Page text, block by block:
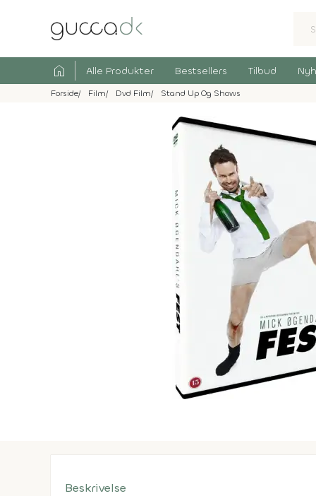
home Alle Produkter Bestsellers Tilbud
Forside Film Dvd Film Stand Up Og Shows
Beskrivelse